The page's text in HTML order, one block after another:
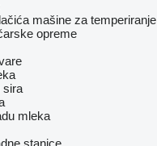
mašine za temperiranje
opreme
sira
mleka
stanice